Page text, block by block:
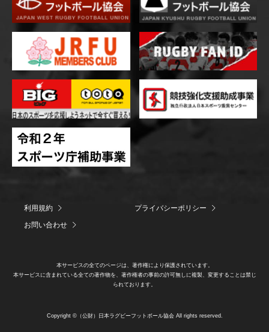
利用規約
プライバシーポリシー
お問い合わせ
本サービスの全てのページは、著作権により保護されています。
本サービスに含まれている全ての著作物を、著作権者の事前の許可無しに複製、変更することは禁じ
られております。
Copyright ©（公財）日本ラグビーフットボール協会 All rights reserved.